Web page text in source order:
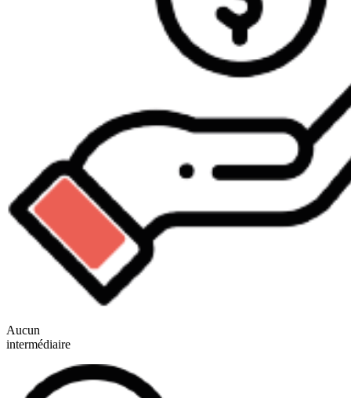
Aucun
intermédiaire